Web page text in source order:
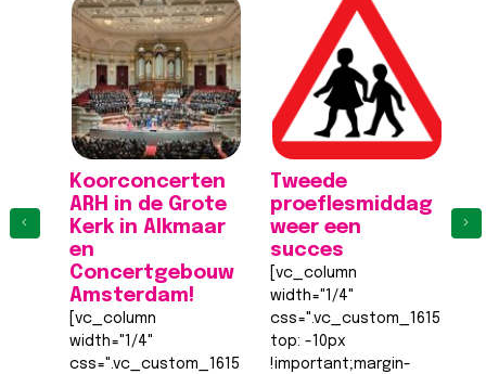
Koorconcerten
ARH in de Grote
Kerk in Alkmaar
en
Concertgebouw
Amsterdam!
[vc_column
width="1/4"
css=".vc_custom_1615555402682{margin-
Tweede
proeflesmiddag
weer een
succes
[vc_column
width="1/4"
top: -10px
!important;margin-
‹ ›